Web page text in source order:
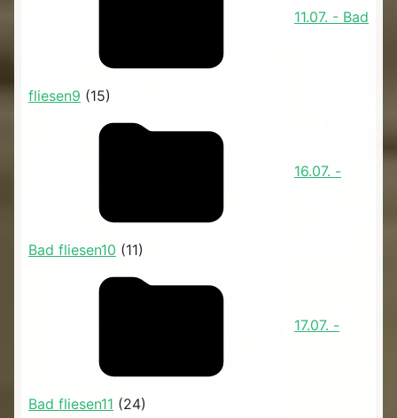
11.07. - Bad
fliesen9 (15)
16.07. -
Bad fliesen10 (11)
17.07. -
Bad fliesen11 (24)